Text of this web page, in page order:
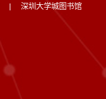
深圳大学城图书馆